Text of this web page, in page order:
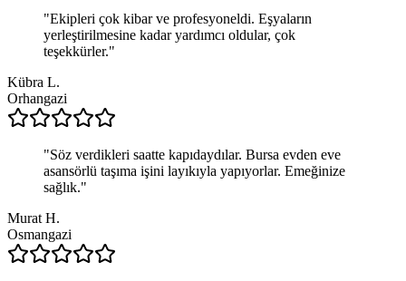
"Ekipleri çok kibar ve profesyoneldi. Eşyaların
yerleştirilmesine kadar yardımcı oldular, çok
teşekkürler."
Kübra L.
Orhangazi
"Söz verdikleri saatte kapıdaydılar. Bursa evden eve
asansörlü taşıma işini layıkıyla yapıyorlar. Emeğinize
sağlık."
Murat H.
Osmangazi